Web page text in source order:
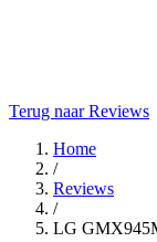
Terug naar Reviews
Home
/
Reviews
/
LG